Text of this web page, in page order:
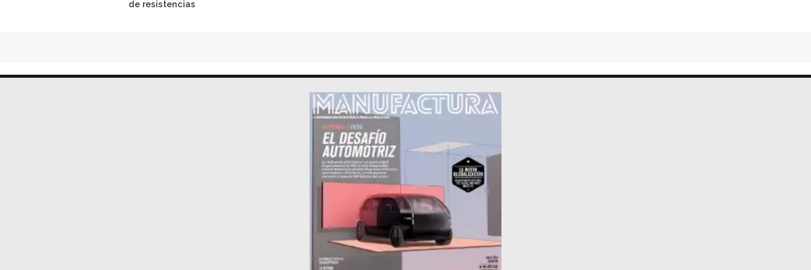
de resistencias